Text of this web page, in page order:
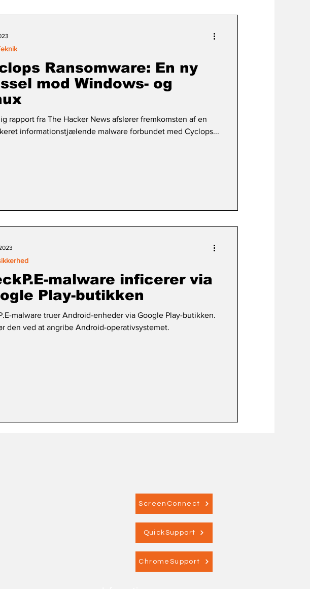
Ransomware: En ny
mod Windows- og
rapport fra The Hacker News afslører fremkomsten af ​​en
informationstjælende malware forbundet med Cyclops...
malware inficerer via
Play-butikken
malware truer Android-enheder via Google Play-butikken.
den ved at angribe Android-operativsystemet.
ScreenConnect
QuickSupport
ChromeSupport